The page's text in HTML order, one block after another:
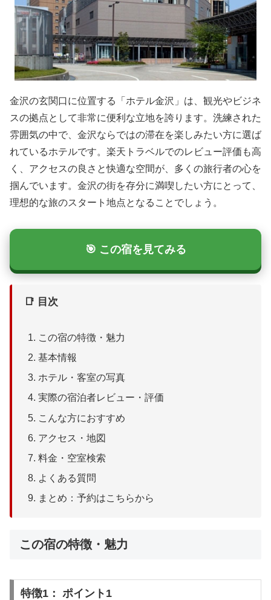
金沢の玄関口に位置する「ホテル金沢」は、観光やビジネ
スの拠点として非常に便利な立地を誇ります。洗練された
雰囲気の中で、金沢ならではの滞在を楽しみたい方に選ば
れているホテルです。楽天トラベルでのレビュー評価も高
く、アクセスの良さと快適な空間が、多くの旅行者の心を
掴んでいます。金沢の街を存分に満喫したい方にとって、
理想的な旅のスタート地点となることでしょう。
🎯 この宿を見てみる
📑 目次
この宿の特徴・魅力
基本情報
ホテル・客室の写真
実際の宿泊者レビュー・評価
こんな方におすすめ
アクセス・地図
料金・空室検索
よくある質問
まとめ：予約はこちらから
この宿の特徴・魅力
特徴1： ポイント1